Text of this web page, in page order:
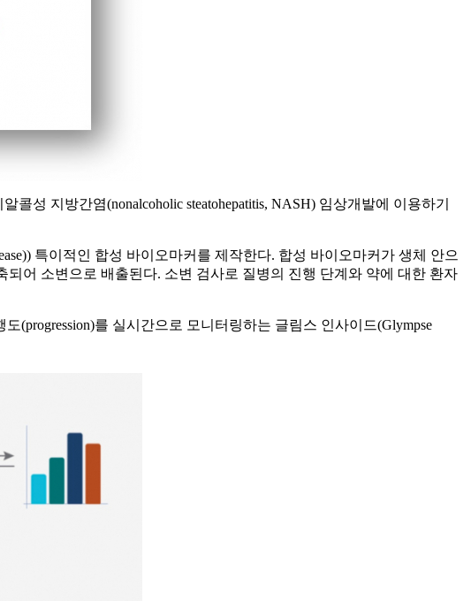
콜성 지방간염(nonalcoholic steatohepatitis, NASH) 임상개발에 이용하기
특이적인 합성 바이오마커를 제작한다. 합성 바이오마커가 생체 안으
되어 소변으로 배출된다. 소변 검사로 질병의 진행 단계와 약에 대한 환자
(progression)를 실시간으로 모니터링하는 글림스 인사이드(Glympse